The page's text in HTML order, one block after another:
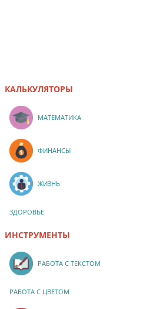
КАЛЬКУЛЯТОРЫ
МАТЕМАТИКА
ФИНАНСЫ
ЖИЗНЬ
ЗДОРОВЬЕ
ИНСТРУМЕНТЫ
РАБОТА С ТЕКСТОМ
РАБОТА С ЦВЕТОМ